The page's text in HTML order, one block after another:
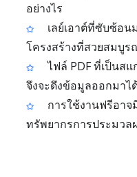
อย่างไร
เลย์เอาต์ที่ซับซ้อน
โครงสร้างที่สวยสมบูร
ไฟล์ PDF ที่เป็นส
จึงจะดึงข้อมูลออกมาไ
การใช้งานฟรีอา
ทรัพยากรการประมวล